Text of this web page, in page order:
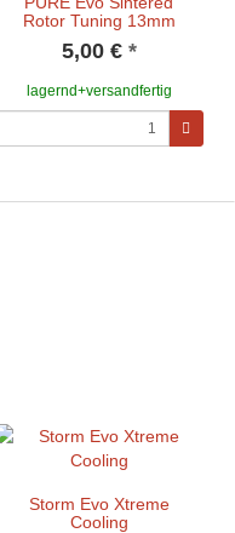
Rotor Tuning 13mm
5,00 € *
lagernd+versandfertig
Storm Evo Xtreme
Cooling